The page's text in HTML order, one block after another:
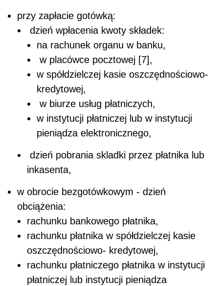
przy zapłacie gotówką:
dzień wpłacenia kwoty składek:
na rachunek organu w banku,
w placówce pocztowej [7],
w spółdzielczej kasie oszczędnościowo-
kredytowej,
w biurze usług płatniczych,
w instytucji płatniczej lub w instytucji
pieniądza elektronicznego,
dzień pobrania skladki przez płatnika lub
inkasenta,
w obrocie bezgotówkowym - dzień
obciążenia:
rachunku bankowego płatnika,
rachunku płatnika w spółdzielczej kasie
oszczędnościowo- kredytowej,
rachunku płatniczego płatnika w instytucji
płatniczej lub instytucji pieniądza